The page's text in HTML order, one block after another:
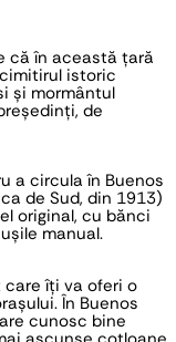
că în această țară
istoric
și mormântul
de
a circula în Buenos
de Sud, din 1913)
original, cu bănci
manual.
care îți va oferi o
În Buenos
cunosc bine